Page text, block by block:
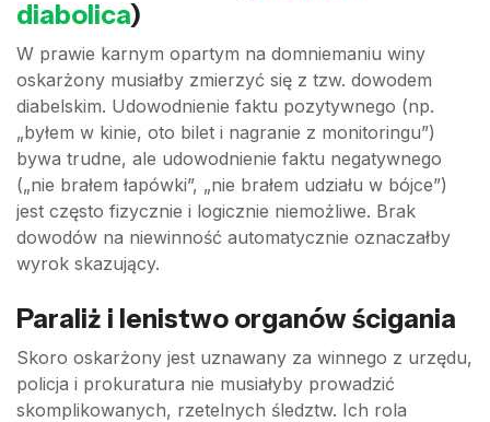
diabolica)
W prawie karnym opartym na domniemaniu winy
oskarżony musiałby zmierzyć się z tzw. dowodem
diabelskim. Udowodnienie faktu pozytywnego (np.
„byłem w kinie, oto bilet i nagranie z monitoringu”)
bywa trudne, ale udowodnienie faktu negatywnego
(„nie brałem łapówki”, „nie brałem udziału w bójce”)
jest często fizycznie i logicznie niemożliwe. Brak
dowodów na niewinność automatycznie oznaczałby
wyrok skazujący.
Paraliż i lenistwo organów ścigania
Skoro oskarżony jest uznawany za winnego z urzędu,
policja i prokuratura nie musiałyby prowadzić
skomplikowanych, rzetelnych śledztw. Ich rola